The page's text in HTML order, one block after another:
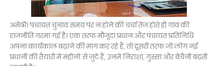
अमेठी। पंचायत चुनाव समय पर न होने की चर्चा तेज होते ही गांव की
राजनीति गरमा गई है। एक तरफ मौजूदा प्रधान और पंचायत प्रतिनिधि
अपना कार्यकाल बढ़ाने की मांग कर रहे हैं, तो दूसरी तरफ जो लोग नई
प्रधानी की तैयारी में महीनों से जुटे हैं, उनमें निराशा, गुस्सा और बेचैनी बढ़ती